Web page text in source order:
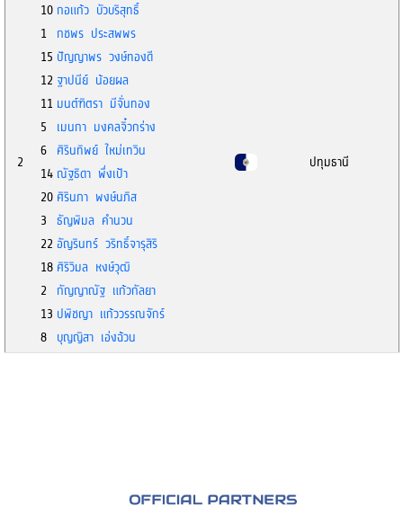
2
10 กอแก้ว บัวบริสุทธิ์
1 กชพร ประสพพร
15 ปัญญาพร วงษ์ทองดี
12 ฐาปนีย์ น้อยผล
11 มนต์ฑิตรา มีจั่นทอง
5
เมนกา มงคลจิ๋วกร่าง
6 ศิรินทิพย์ ใหม่เทวิน
14 ณัฐธิดา พึ่งเป้า
20 ศิรินภา พงษ์นภิส
3 ธัญพิมล คำนวน
22 อัญรินทร์ วริทธิ์จารุสิริ
18 ศิริวิมล หงษ์วุฒิ
2 กัญญาณัฐ แก้วกัลยา
13 ปพิชญา แก้ววรรณจักร์
8 บุญญิสา เอ่งฉ้วน
ปทุมธานี